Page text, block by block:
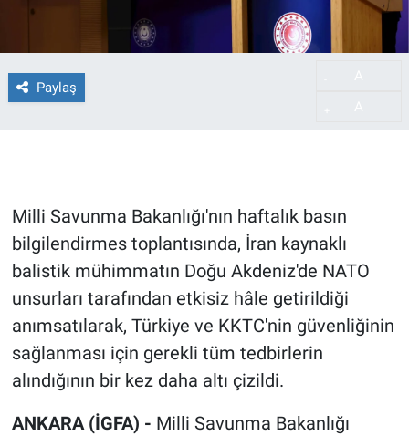
Paylaş
Milli Savunma Bakanlığı'nın haftalık basın
bilgilendirmes toplantısında, İran kaynaklı
balistik mühimmatın Doğu Akdeniz'de NATO
unsurları tarafından etkisiz hâle getirildiği
anımsatılarak, Türkiye ve KKTC'nin güvenliğinin
sağlanması için gerekli tüm tedbirlerin
alındığının bir kez daha altı çizildi.
ANKARA (İGFA) - Milli Savunma Bakanlığı